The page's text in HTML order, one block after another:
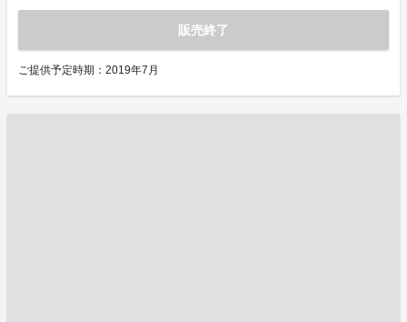
販売終了
ご提供予定時期：2019年7月